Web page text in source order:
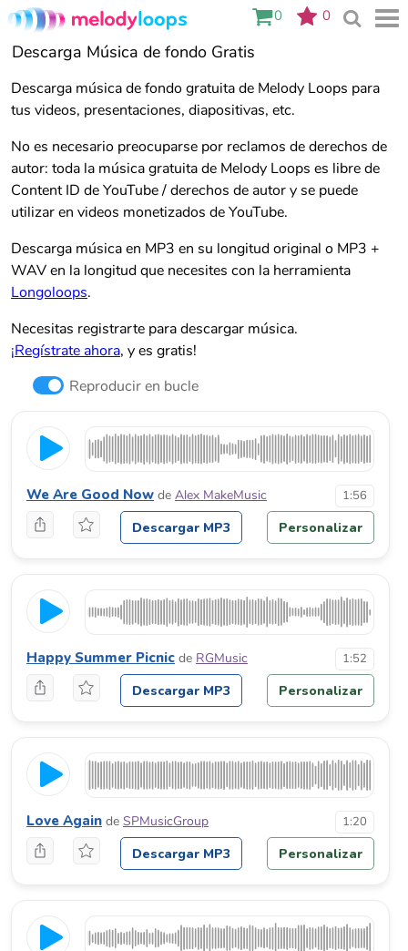
0 0
Descarga Música de fondo Gratis
Descarga música de fondo gratuita de Melody Loops para
tus videos, presentaciones, diapositivas, etc.
No es necesario preocuparse por reclamos de derechos de
autor: toda la música gratuita de Melody Loops es libre de
Content ID de YouTube / derechos de autor y se puede
utilizar en videos monetizados de YouTube.
Descarga música en MP3 en su longitud original o MP3 +
WAV en la longitud que necesites con la herramienta
Longoloops.
Necesitas registrarte para descargar música.
¡Regístrate ahora, y es gratis!
Reproducir en bucle
We Are Good Now de Alex MakeMusic 1:56
Descargar MP3 Personalizar
Happy Summer Picnic de RGMusic 1:52
Descargar MP3 Personalizar
Love Again de SPMusicGroup 1:20
Descargar MP3 Personalizar